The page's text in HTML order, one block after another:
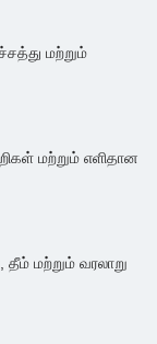
மற்றும்
மற்றும் எளிதான
மற்றும் வரலாறு